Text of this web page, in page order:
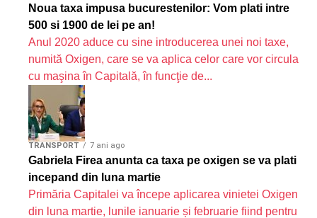
Noua taxa impusa bucurestenilor: Vom plati intre
500 si 1900 de lei pe an!
Anul 2020 aduce cu sine introducerea unei noi taxe,
numită Oxigen, care se va aplica celor care vor circula
cu maşina în Capitală, în funcţie de...
TRANSPORT 7 ani ago
Gabriela Firea anunta ca taxa pe oxigen se va plati
incepand din luna martie
Primăria Capitalei va începe aplicarea vinietei Oxigen
din luna martie, lunile ianuarie și februarie fiind pentru